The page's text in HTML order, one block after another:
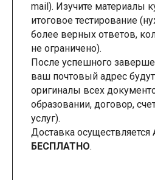
mail). Изучите материалы
итоговое тестирование
более верных ответов,
не ограничено).
После успешного
ваш почтовый адрес
оригиналы всех
образовании, договор,
услуг).
Доставка
БЕСПЛАТНО.